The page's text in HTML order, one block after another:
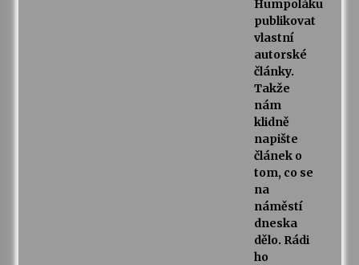
Humpoláku
publikovat
vlastní
autorské
články.
Takže
nám
klidně
napište
článek o
tom, co se
na
náměstí
dneska
dělo. Rádi
ho